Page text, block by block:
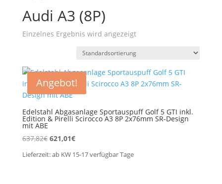
Audi A3 (8P)
Einzelnes Ergebnis wird angezeigt
Angebot!
Edelstahl Abgasanlage Sportauspuff Golf 5 GTI inkl.
Edition & Pirelli Scirocco A3 8P 2x76mm SR-Design
mit ABE
637,82€ Ursprünglicher
621,01€Aktueller
Lieferzeit:ab KW 15-17 verfügbarTage